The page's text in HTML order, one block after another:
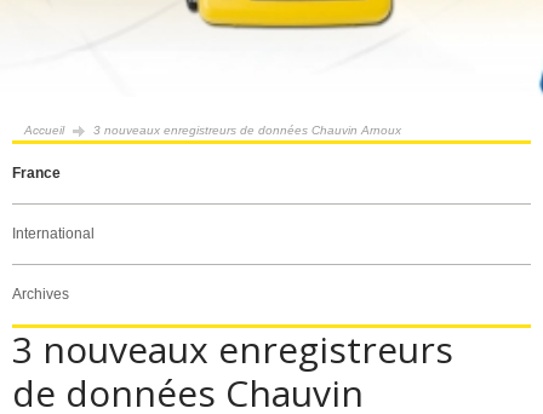
Accueil 3 nouveaux enregistreurs de données Chauvin Arnoux
France
International
Archives
3 nouveaux enregistreurs
de données Chauvin